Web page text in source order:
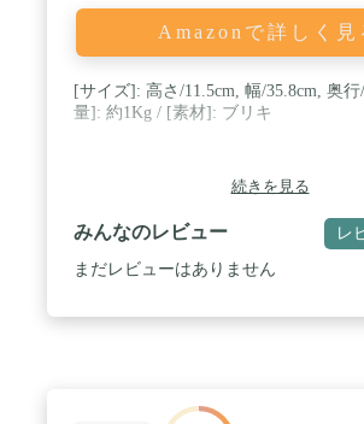
Amazonで詳しく見
[サイズ]: 高さ/11.5cm, 幅/35.8cm, 奥
量]: 約1Kg / [素材]: ブリキ
続きを見る
みんなのレビュー レ
まだレビューはありません